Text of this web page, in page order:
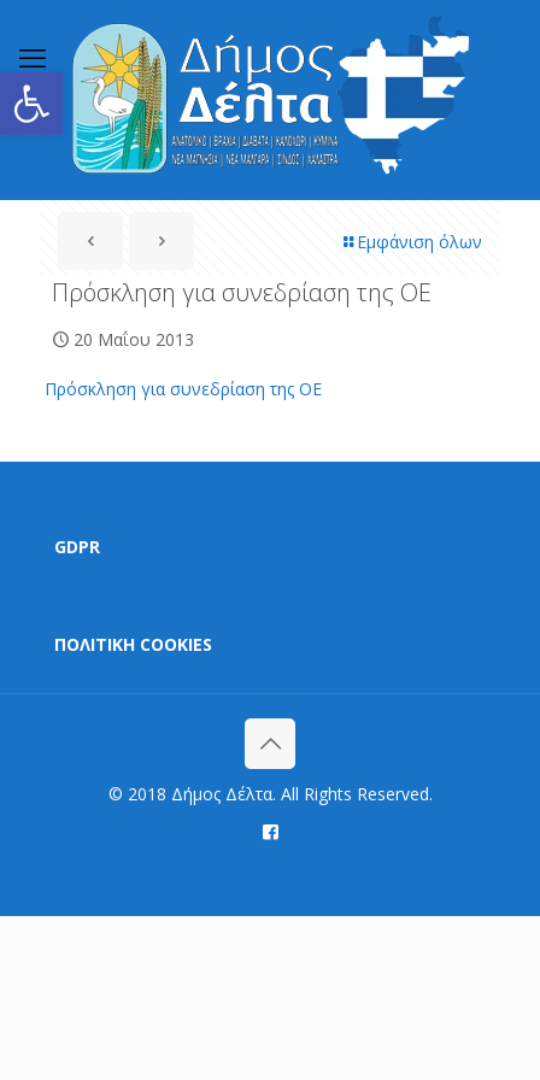
Ανοίξτε τη γραμμή εργαλείων
Εμφάνιση όλων
Πρόσκληση για συνεδρίαση της ΟΕ
20 Μαΐου 2013
Πρόσκληση για συνεδρίαση της ΟΕ
GDPR
ΠΟΛΙΤΙΚΗ COOKIES
© 2018 Δήμος Δέλτα. All Rights Reserved.